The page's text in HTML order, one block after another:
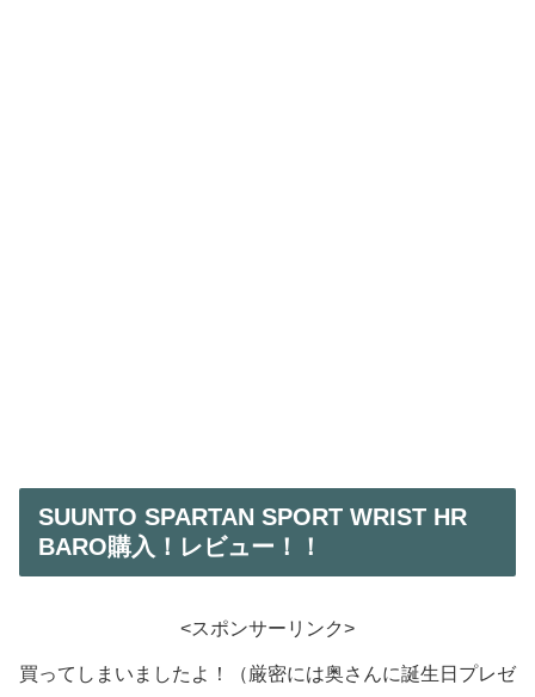
SUUNTO SPARTAN SPORT WRIST HR
BARO購入！レビュー！！
<スポンサーリンク>
買ってしまいましたよ！（厳密には奥さんに誕生日プレゼ